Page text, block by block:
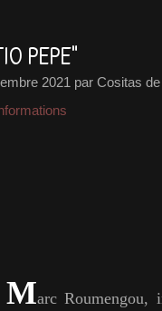
PEPE"
2021 par Cositas
Marc Roumengou,